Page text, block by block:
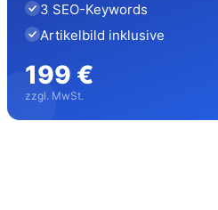
3 SEO-Keywords
Artikelbild inklusive
199 €
zzgl. MwSt.